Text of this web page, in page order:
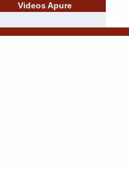
Videos Apure